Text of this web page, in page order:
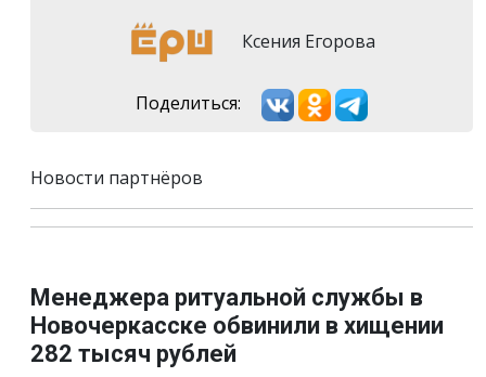
Ксения Егорова
Поделиться:
Новости партнёров
Менеджера ритуальной службы в
Новочеркасске обвинили в хищении
282 тысяч рублей